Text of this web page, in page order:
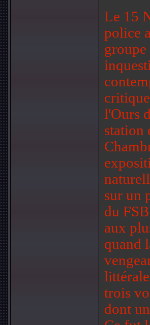
Le 15
police
groupe
l'Ours
station
sur un
du
aux
quand
trois
dont